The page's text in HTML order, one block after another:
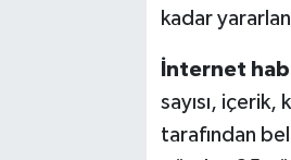
kadar
İnternet
sayısı, içerik,
tarafından